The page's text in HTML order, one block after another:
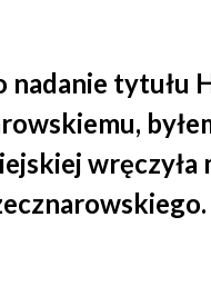
nadanie tytułu